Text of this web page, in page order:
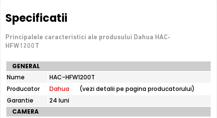
conecteaza direct la retea
e-Camere.ro recomanda acest produs pentru:
Specificatii
Principalele caracteristici ale produsului Dahua HAC-
HFW1200T
Specificatii
tehnice
Dahua
HAC-
HFW1200T
GENERAL
Nume
HAC-HFW1200T
Producator
Dahua
(vezi detalii pe pagina producatorului)
Garantie
24 luni
CAMERA